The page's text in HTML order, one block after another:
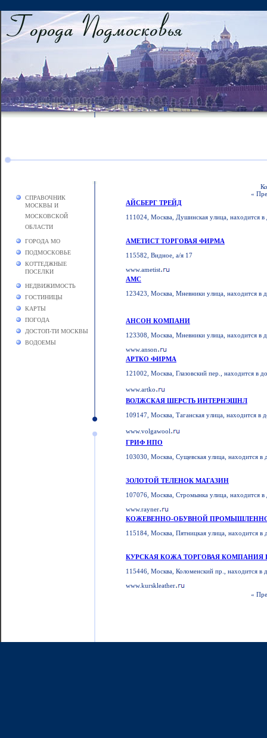
СПРАВОЧНИК
МОСКВЫ И
МОСКОВСКОЙ
ОБЛАСТИ
ГОРОДА МО
ПОДМОСКОВЬЕ
КОТТЕДЖНЫЕ
ПОСЕЛКИ
НЕДВИЖИМОСТЬ
ГОСТИНИЦЫ
КАРТЫ
ПОГОДА
ДОСТОП-ТИ МОСКВЫ
ВОДОЕМЫ
«
АЙСБЕРГ ТРЕЙД
111024, Москва, Душинская улица, находится в
АМЕТИСТ ТОРГОВАЯ ФИРМА
115582, Видное, а/я 17
www.ametist
АМС
123423, Москва, Мневники улица, находится в
АНСОН КОМПАНИ
123308, Москва, Мневники улица, находится в
www.anson
АРТКО ФИРМА
121002, Москва, Глазовский пер., находится в
www.artko
ВОЛЖСКАЯ ШЕРСТЬ ИНТЕРНЭШНЛ
109147, Москва, Таганская улица, находится в
www.volgawool
ГРИФ НПО
103030, Москва, Сущевская улица, находится в
ЗОЛОТОЙ ТЕЛЕНОК МАГАЗИН
107076, Москва, Стромынка улица, находится
www.rayner
КОЖЕВЕННО-ОБУВНОЙ
115184, Москва, Пятницкая улица, находится в
КУРСКАЯ КОЖА ТОРГОВАЯ КОМПАНИЯ
115446, Москва, Коломенский пр., находится в
www.kurskleather
«